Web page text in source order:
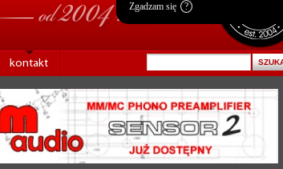
kontakt
Zgadzam się ?